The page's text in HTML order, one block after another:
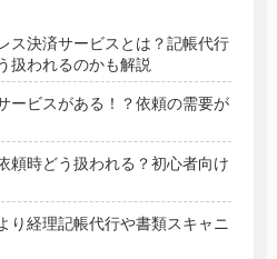
ス決済サービスとは？記帳代行
扱われるのかも解説
ービスがある！？依頼の需要が
頼時どう扱われる？初心者向け
り経理記帳代行や書類スキャニ